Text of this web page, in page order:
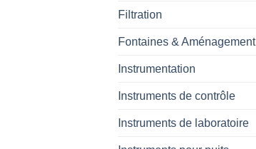
Filtration
Fontaines & Aménagement
Instrumentation
Instruments de contrôle
Instruments de laboratoire